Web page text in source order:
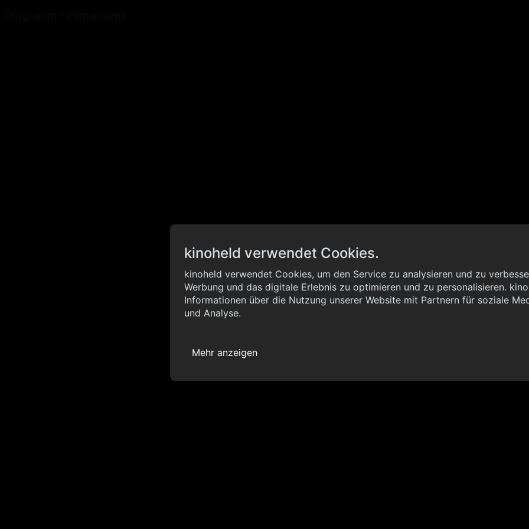
kinoheld verwendet Cookies.
kinoheld verwendet Cookies, um den Service zu analysieren und zu
Werbung und das digitale Erlebnis zu optimieren und zu personalisieren.
Informationen über die Nutzung unserer Website mit Partnern für soziale
und Analyse.
Mehr anzeigen
Info
{ "__sentry_xhr__": { "method": "POST", "url": "//graph.kinoheld.de:/graphql/v1/
"status_code": 0 } }